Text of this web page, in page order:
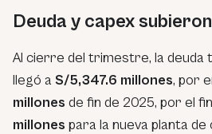
Deuda y capex
Al cierre del trimestre, la deuda
llegó a S/5,347.6 millones, por
millones de fin de 2025, por el
millones para la nueva planta de